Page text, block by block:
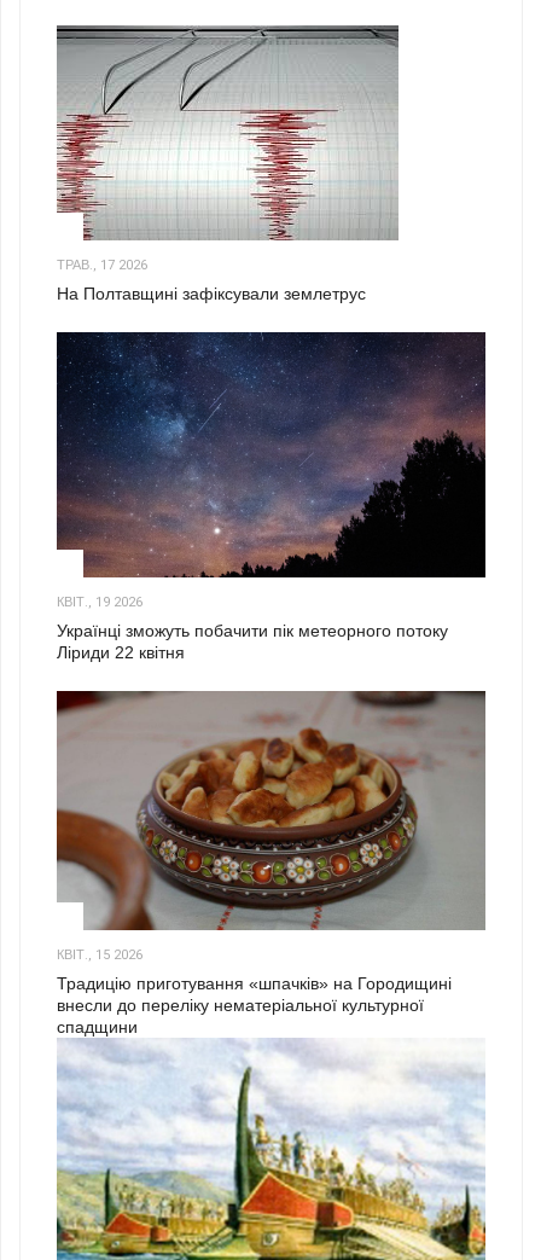
ТРАВ., 17 2026
На Полтавщині зафіксували землетрус
КВІТ., 19 2026
Українці зможуть побачити пік метеорного потоку
Ліриди 22 квітня
КВІТ., 15 2026
Традицію приготування «шпачків» на Городищині
внесли до переліку нематеріальної культурної
спадщини